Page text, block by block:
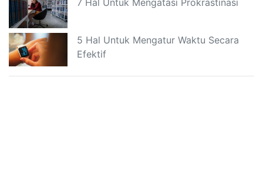
7 Hal Untuk Mengatasi Prokrastinasi
5 Hal Untuk Mengatur Waktu Secara
Efektif